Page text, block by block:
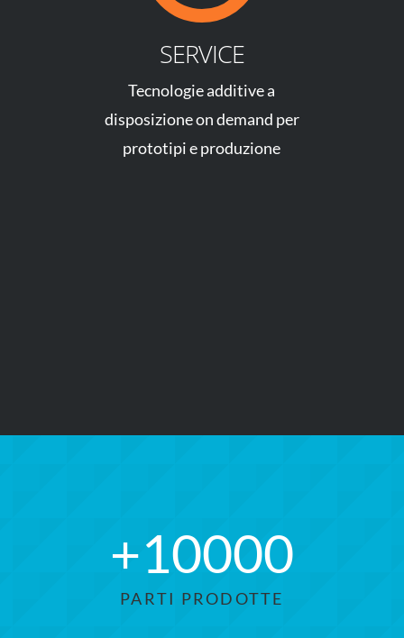
SERVICE
Tecnologie additive a
disposizione on demand per
prototipi e produzione
+10000
PARTI PRODOTTE